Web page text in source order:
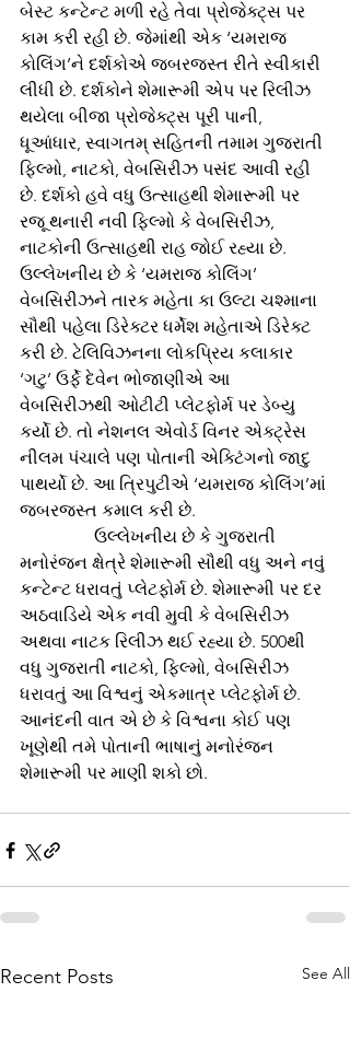
બેસ્ટ કન્ટેન્ટ મળી રહે તેવા પ્રોજેક્ટ્સ પર
કામ કરી રહી છે. જેમાંથી એક ‘યમરાજ
કોલિંગ’ને દર્શકોએ જબરજસ્ત રીતે સ્વીકારી
લીધી છે. દર્શકોને શેમારૂમી એપ પર રિલીઝ
થયેલા બીજા પ્રોજેક્ટ્સ પૂરી પાની,
ધૂઆંધાર, સ્વાગતમ્ સહિતની તમામ ગુજરાતી
ફિલ્મો, નાટકો, વેબસિરીઝ પસંદ આવી રહી
છે. દર્શકો હવે વધુ ઉત્સાહથી શેમારૂમી પર
રજૂ થનારી નવી ફિલ્મો કે વેબસિરીઝ,
નાટકોની ઉત્સાહથી રાહ જોઈ રહ્યા છે.
ઉલ્લેખનીય છે કે ‘યમરાજ કોલિંગ’
વેબસિરીઝને તારક મહેતા કા ઉલ્ટા ચશ્માના
સૌથી પહેલા ડિરેક્ટર ધર્મેશ મહેતાએ ડિરેક્ટ
કરી છે. ટેલિવિઝનના લોકપ્રિય કલાકાર
‘ગટુ’ ઉર્ફે દેવેન ભોજાણીએ આ
વેબસિરીઝથી ઓટીટી પ્લેટફોર્મ પર ડેબ્યુ
કર્યો છે. તો નેશનલ એવોર્ડ વિનર એક્ટ્રેસ
નીલમ પંચાલે પણ પોતાની એક્ટિંગનો જાદુ
પાથર્યો છે. આ ત્રિપુટીએ ‘યમરાજ કોલિંગ’માં
જબરજસ્ત કમાલ કરી છે.
મનોરંજન ક્ષેત્રે શેમારૂમી સૌથી વધુ અને નવું
કન્ટેન્ટ ધરાવતું પ્લેટફોર્મ છે. શેમારૂમી પર દર
અઠવાડિયે એક નવી મુવી કે વેબસિરીઝ
અથવા નાટક રિલીઝ થઈ રહ્યા છે. 500થી
વધુ ગુજરાતી નાટકો, ફિલ્મો, વેબસિરીઝ
ધરાવતું આ વિશ્વનું એકમાત્ર પ્લેટફોર્મ છે.
આનંદની વાત એ છે કે વિશ્વના કોઈ પણ
ખૂણેથી તમે પોતાની ભાષાનું મનોરંજન
શેમારૂમી પર માણી શકો છો.
Recent Posts See All